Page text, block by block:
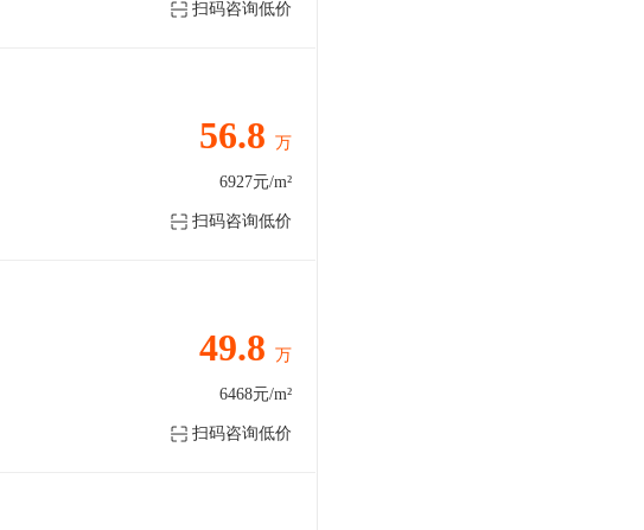
扫码咨询低价
56.8 万
6927元/m²
扫码咨询低价
49.8 万
6468元/m²
扫码咨询低价